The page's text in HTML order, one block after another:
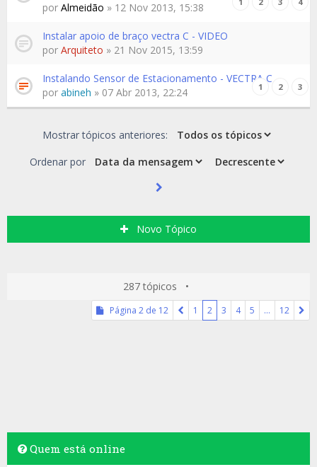
por Almeidão » 12 Nov 2013, 15:38
Instalar apoio de braço vectra C - VIDEO
por Arquiteto » 21 Nov 2015, 13:59
Instalando Sensor de Estacionamento - VECTRA C
1 2 3
por abineh » 07 Abr 2013, 22:24
Mostrar tópicos anteriores:
Ordenar por
Novo Tópico
287 tópicos •
Página 2 de 12 1 2 3 4 5 … 12
Quem está online